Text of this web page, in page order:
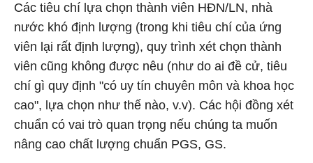
Các tiêu chí lựa chọn thành viên HĐN/LN, nhà
nước khó định lượng (trong khi tiêu chí của ứng
viên lại rất định lượng), quy trình xét chọn thành
viên cũng không được nêu (như do ai đề cử, tiêu
chí gì quy định "có uy tín chuyên môn và khoa học
cao", lựa chọn như thế nào, v.v). Các hội đồng xét
chuẩn có vai trò quan trọng nếu chúng ta muốn
nâng cao chất lượng chuẩn PGS, GS.